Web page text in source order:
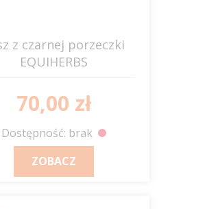
z czarnej porzeczki
EQUIHERBS
70,00 zł
Dostępność: brak
ZOBACZ